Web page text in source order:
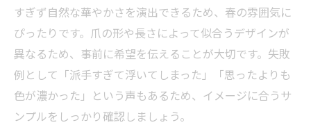
すぎず自然な華やかさを演出できるため、春の雰囲気に
ぴったりです。爪の形や長さによって似合うデザインが
異なるため、事前に希望を伝えることが大切です。失敗
例として「派手すぎて浮いてしまった」「思ったよりも
色が濃かった」という声もあるため、イメージに合うサ
ンプルをしっかり確認しましょう。